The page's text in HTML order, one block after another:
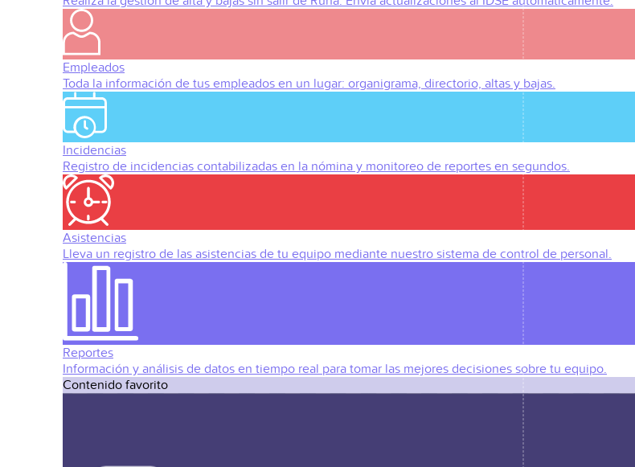
Empleados
Toda la información de tus empleados en un lugar: organigrama, directorio, altas y bajas.
Incidencias
Registro de incidencias contabilizadas en la nómina y monitoreo de reportes en segundos.
Asistencias
Lleva un registro de las asistencias de tu equipo mediante nuestro sistema de control de personal.
Reportes
Información y análisis de datos en tiempo real para tomar las mejores decisiones sobre tu equipo.
Contenido favorito